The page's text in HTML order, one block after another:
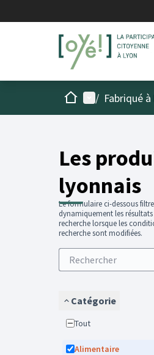
AccueilMenu principal
/ Fabriqué
Les
lyonnais
Le formulaire ci-dessous filtre
dynamiquement les résultats
recherche lorsque les
recherche sont modifiées.
Catégorie
Tout
Alimentaire